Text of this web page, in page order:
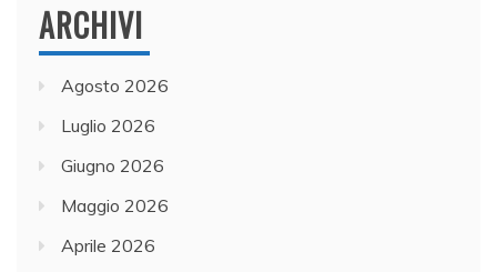
ARCHIVI
Agosto 2026
Luglio 2026
Giugno 2026
Maggio 2026
Aprile 2026